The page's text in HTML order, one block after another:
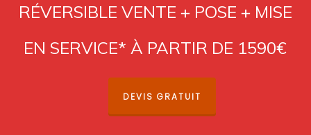
RÉVERSIBLE VENTE + POSE + MISE
EN SERVICE* À PARTIR DE 1590€
DEVIS GRATUIT